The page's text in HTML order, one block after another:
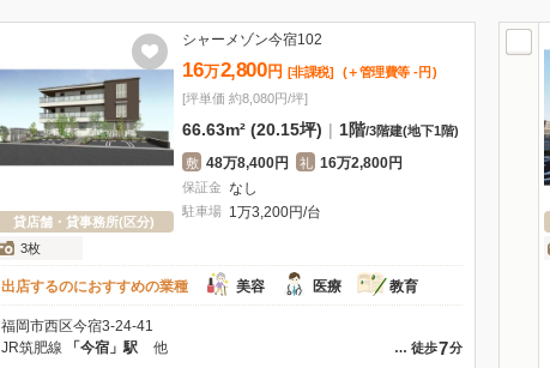
貸店舗・貸事務所(区分)
3枚
シャーメゾン今宿102
16万2,800 円 [非課税] (＋管理費等 - 円 )
[坪単価 約8,080円/坪]
66.63m² (20.15坪) | 1階/3階建(地下1階)
敷 48万8,400円 礼 16万2,800円
保証金 なし
駐車場 1万3,200円/台
出店するのにおすすめの業種 美容 医療 教育
福岡市西区今宿3-24-41
… 徒歩7分
JR筑肥線 「今宿」駅 他